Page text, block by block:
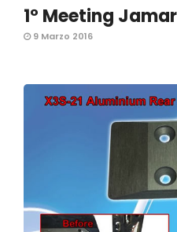
1° Meeting
9 Marzo 2016